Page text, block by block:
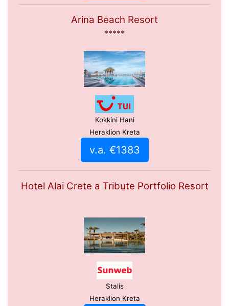
Arina Beach Resort
*****
Kokkini Hani
Heraklion Kreta
v.a. €1383
Hotel Alai Crete a Tribute Portfolio Resort
Stalis
Heraklion Kreta